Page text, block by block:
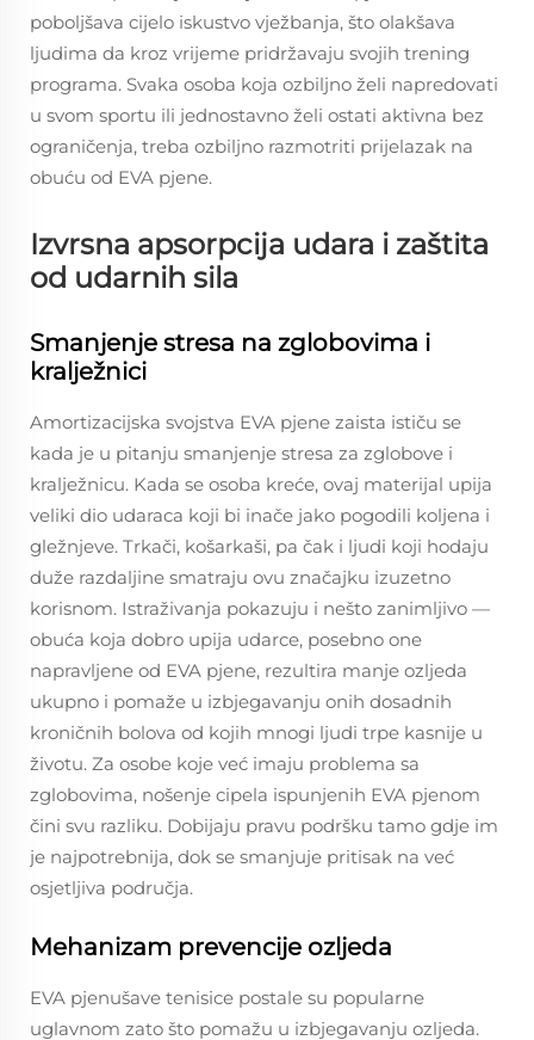
poboljšava cijelo iskustvo vježbanja, što olakšava
ljudima da kroz vrijeme pridržavaju svojih trening
programa. Svaka osoba koja ozbiljno želi napredovati
u svom sportu ili jednostavno želi ostati aktivna bez
ograničenja, treba ozbiljno razmotriti prijelazak na
obuću od EVA pjene.
Izvrsna apsorpcija udara i zaštita
od udarnih sila
Smanjenje stresa na zglobovima i
kralježnici
Amortizacijska svojstva EVA pjene zaista ističu se
kada je u pitanju smanjenje stresa za zglobove i
kralježnicu. Kada se osoba kreće, ovaj materijal upija
veliki dio udaraca koji bi inače jako pogodili koljena i
gležnjeve. Trkači, košarkaši, pa čak i ljudi koji hodaju
duže razdaljine smatraju ovu značajku izuzetno
korisnom. Istraživanja pokazuju i nešto zanimljivo —
obuća koja dobro upija udarce, posebno one
napravljene od EVA pjene, rezultira manje ozljeda
ukupno i pomaže u izbjegavanju onih dosadnih
kroničnih bolova od kojih mnogi ljudi trpe kasnije u
životu. Za osobe koje već imaju problema sa
zglobovima, nošenje cipela ispunjenih EVA pjenom
čini svu razliku. Dobijaju pravu podršku tamo gdje im
je najpotrebnija, dok se smanjuje pritisak na već
osjetljiva područja.
Mehanizam prevencije ozljeda
EVA pjenušave tenisice postale su popularne
uglavnom zato što pomažu u izbjegavanju ozljeda.